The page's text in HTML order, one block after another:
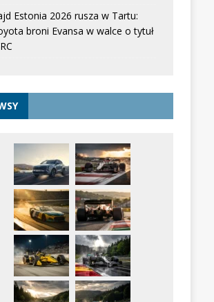
Estonia 2026 rusza w Tartu:
broni Evansa w walce o tytuł